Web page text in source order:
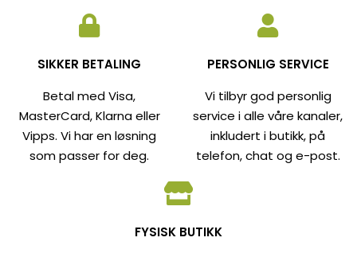
SIKKER BETALING
Betal med Visa,
MasterCard, Klarna eller
Vipps. Vi har en løsning
som passer for deg.
PERSONLIG SERVICE
Vi tilbyr god personlig
service i alle våre kanaler,
inkludert i butikk, på
telefon, chat og e-post.
FYSISK BUTIKK